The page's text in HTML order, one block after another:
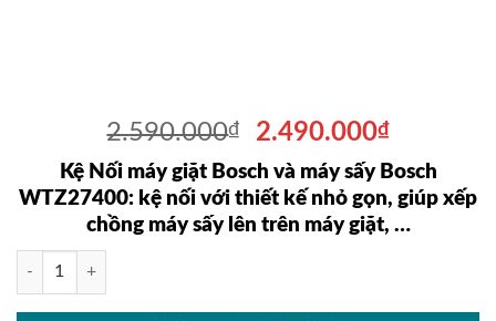
2.590.000₫
Giá
gốc
là:
2.590.000₫.
2.490.000₫Giá
hiện
tại
là:
Kệ Nối máy giặt Bosch và máy sấy Bosch
WTZ27400: kệ nối với thiết kế nhỏ gọn, giúp xếp
chồng máy sấy lên trên máy giặt, …
Kệ Nối máy giặt Bosch và máy sấy Bosch WTZ27400 số lượng